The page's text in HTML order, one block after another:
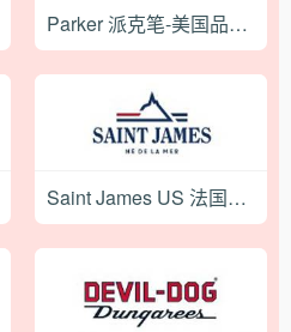
Parker 派克笔-美国品牌钢笔购物网站
Saint James US 法国时尚羊毛服饰品牌美国官网